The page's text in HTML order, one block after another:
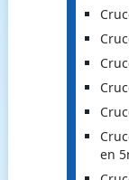
en